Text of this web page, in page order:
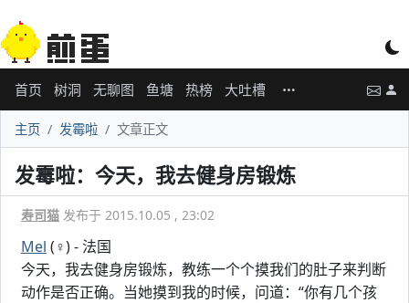
首页 树洞 无聊图 鱼塘 热榜 大吐槽
主页 发霉啦 文章正文
发霉啦：今天，我去健身房锻炼
寿司猫 发布于 2015.10.05 , 23:02
Mel (♀) - 法国
今天，我去健身房锻炼，教练一个个摸我们的肚子来判断
动作是否正确。当她摸到我的时候，问道：“你有几个孩